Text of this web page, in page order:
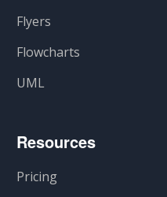
Flyers
Flowcharts
UML
Resources
Pricing